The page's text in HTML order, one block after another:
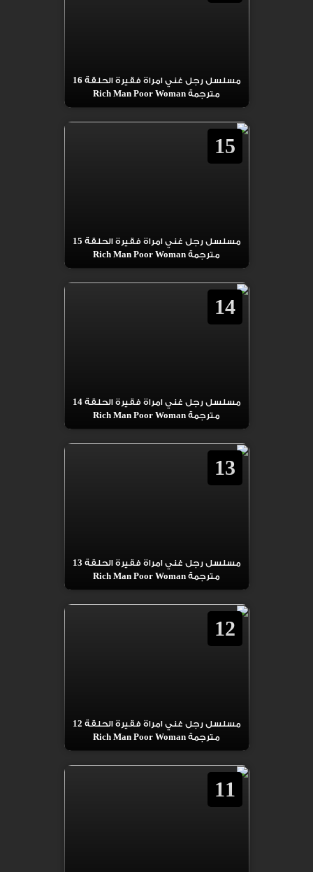
مسلسل رجل غني امراة فقيرة الحلقة 16
مترجمة Rich Man Poor Woman
15
مسلسل رجل غني امراة فقيرة الحلقة 15
مترجمة Rich Man Poor Woman
14
مسلسل رجل غني امراة فقيرة الحلقة 14
مترجمة Rich Man Poor Woman
13
مسلسل رجل غني امراة فقيرة الحلقة 13
مترجمة Rich Man Poor Woman
12
مسلسل رجل غني امراة فقيرة الحلقة 12
مترجمة Rich Man Poor Woman
11